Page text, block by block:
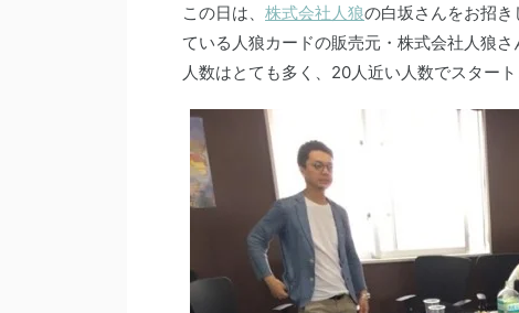
この日は、 株式会社人狼の白坂さんをお招
ている人狼カードの販売元・株式会社人狼
人数はとても多く、20人近い人数でスター